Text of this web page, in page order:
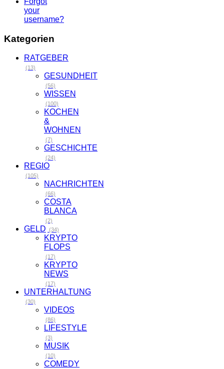
your
username?
Kategorien
RATGEBER
(13)
GESUNDHEIT
(56)
WISSEN
(100)
KOCHEN
&
WOHNEN
(7)
GESCHICHTE
(24)
REGIO
(105)
NACHRICHTEN
(66)
COSTA
BLANCA
(2)
GELD (34)
KRYPTO
FLOPS
(17)
KRYPTO
NEWS
(17)
UNTERHALTUNG
(30)
VIDEOS
(86)
LIFESTYLE
(3)
MUSIK
(10)
COMEDY